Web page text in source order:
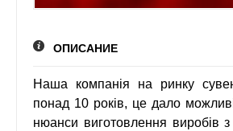
ПОДІЛЬСЬКИЙ
НАЦІОНАЛЬНОЮ
КОНТАКТИ
ЗАХОДИ
ОПИСАНИЕ
Наша компанія на ринку
понад 10 років, це дало
нюанси виготовлення виробів